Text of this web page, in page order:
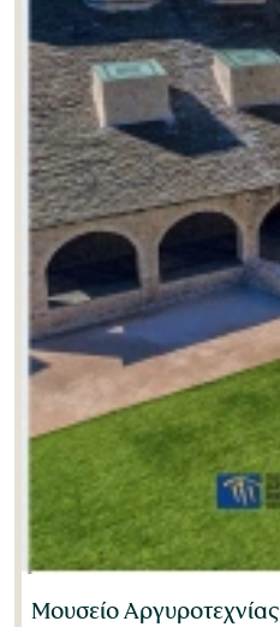
Μουσείο Αργυροτεχνίας